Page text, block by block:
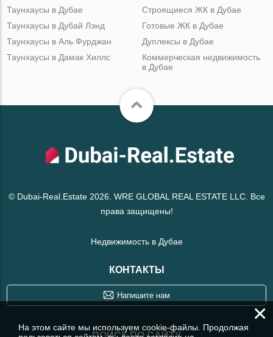
Таунхаусы в Дубае
Таунхаусы в Дубай Лэнд
Таунхаусы в Аль Фурджан
Таунхаусы в Дамак Хиллс
Строящиеся ЖК в Дубае
Готовые ЖК в Дубае
Дуплексы в Дубае
Коммерческая недвижимость
в Дубае
© Dubai-Real.Estate 2026. WRE GLOBAL REAL ESTATE LLC. Все
права защищены!
Недвижимость в Дубае
КОНТАКТЫ
Напишите нам
×
На этом сайте мы используем cookie-файлы. Продолжая